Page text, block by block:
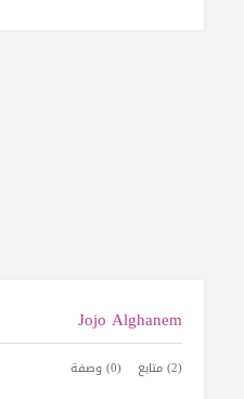
Jojo Alghanem
(2) متابع (0) وصفة